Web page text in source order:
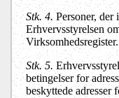
Stk. 4.Personer, der
Erhvervsstyrelsen
Virksomhedsregister.
Stk. 5.
betingelser for
beskyttede adresser